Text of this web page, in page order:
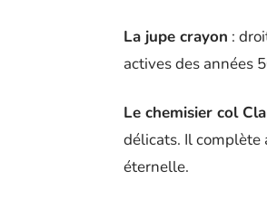
La jupe crayon :
actives des années
Le chemisier col
délicats. Il complète
éternelle.